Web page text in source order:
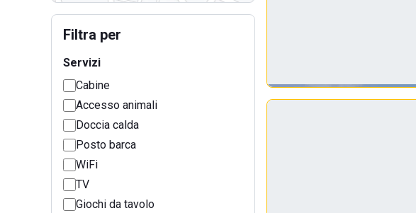
Filtra per
Servizi
Cabine
Accesso animali
Doccia calda
Posto barca
WiFi
TV
Giochi da tavolo